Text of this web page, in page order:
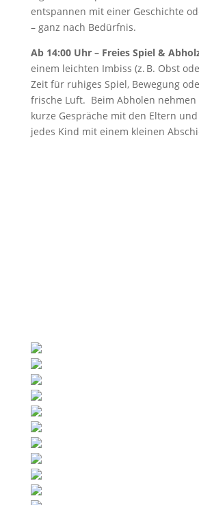
entspannen mit einer Geschichte
– ganz nach Bedürfnis.
Ab 14:00 Uhr – Freies Spiel &
einem leichten Imbiss (z. B. Obst
Zeit für ruhiges Spiel, Bewegung
frische Luft. Beim Abholen
kurze Gespräche mit den Eltern
jedes Kind mit einem kleinen